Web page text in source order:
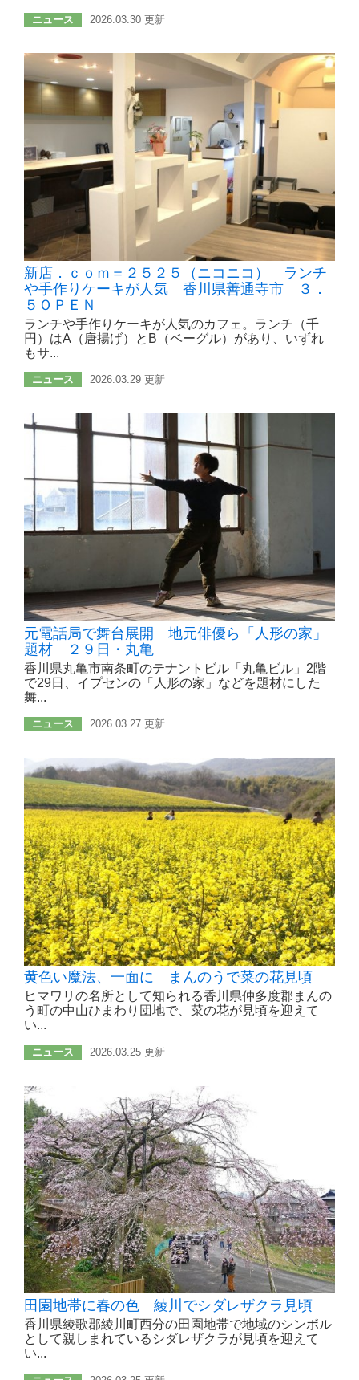
ニュース 2026.03.30 更新
新店．ｃｏｍ＝２５２５（ニコニコ） ランチ
や手作りケーキが人気 香川県善通寺市 ３．
５ＯＰＥＮ
ランチや手作りケーキが人気のカフェ。ランチ（千
円）はA（唐揚げ）とB（ベーグル）があり、いずれ
もサ...
ニュース 2026.03.29 更新
元電話局で舞台展開 地元俳優ら「人形の家」
題材 ２９日・丸亀
香川県丸亀市南条町のテナントビル「丸亀ビル」2階
で29日、イプセンの「人形の家」などを題材にした
舞...
ニュース 2026.03.27 更新
黄色い魔法、一面に まんのうで菜の花見頃
ヒマワリの名所として知られる香川県仲多度郡まんの
う町の中山ひまわり団地で、菜の花が見頃を迎えて
い...
ニュース 2026.03.25 更新
田園地帯に春の色 綾川でシダレザクラ見頃
香川県綾歌郡綾川町西分の田園地帯で地域のシンボル
として親しまれているシダレザクラが見頃を迎えて
い...